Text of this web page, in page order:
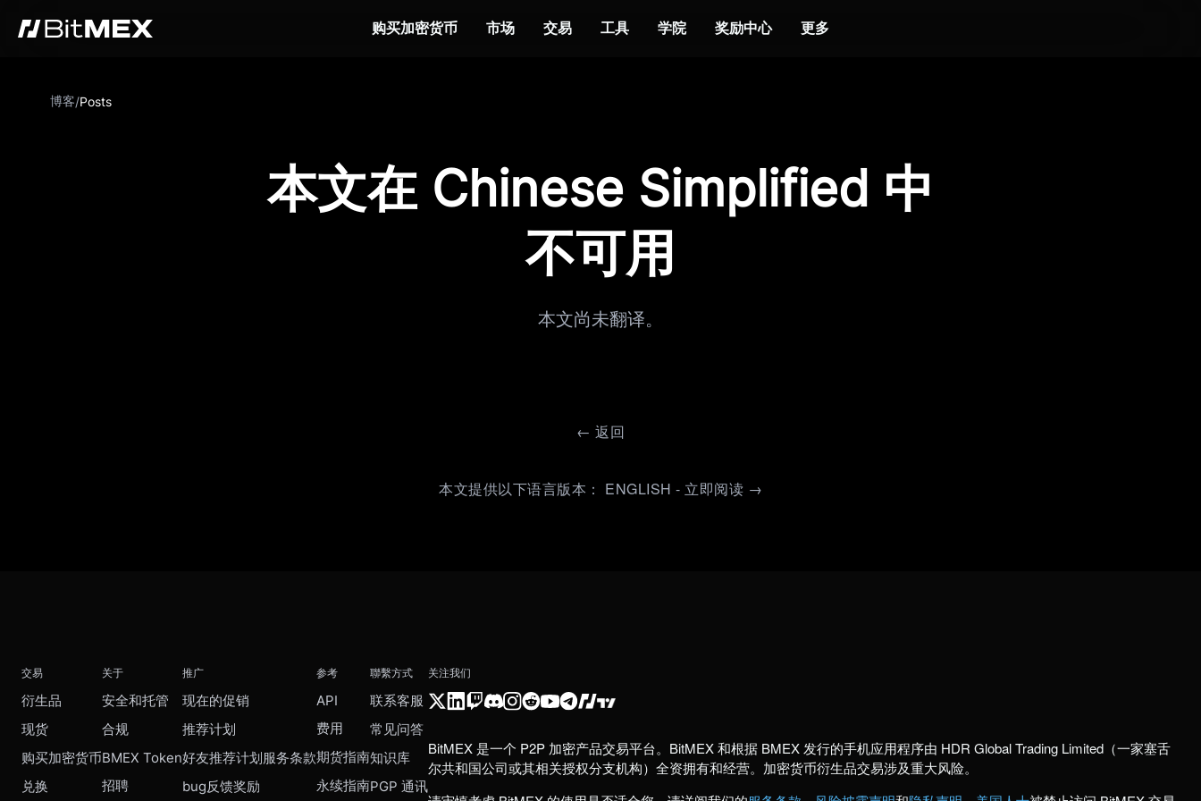
购买加密货币 市场 交易 工具 学院 奖励中心 更多
博客/Posts
本文在 Chinese Simplified 中
不可用
本文尚未翻译。
← 返回
本文提供以下语言版本： ENGLISH - 立即阅读 →
交易
衍生品
现货
购买加密货币
兑换
关于
安全和托管
合规
BMEX Token
招聘
推广
现在的促销
推荐计划
好友推荐计划服务条款
bug反馈奖励
参考
API
费用
期货指南
永续指南
聯繫方式
联系客服
常见问答
知识库
PGP 通讯
关注我们
BitMEX 是一个 P2P 加密产品交易平台。BitMEX 和根据 BMEX 发行的手机应用程序由 HDR Global Trading Limited（一家塞舌
尔共和国公司或其相关授权分支机构）全资拥有和经营。加密货币衍生品交易涉及重大风险。